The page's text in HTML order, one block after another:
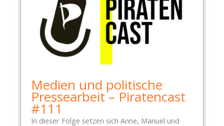
Medien und politische
Pressearbeit – Piratencast
#111
In dieser Folge setzen sich Anne, Manuel und